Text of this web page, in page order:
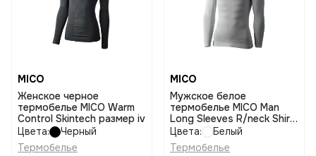
MICO
Женское черное
термобелье MICO Warm
Control Skintech размер iv
Цвета:
Черный
Термобелье
MICO
Мужское белое
термобелье MICO Man
Long Sleeves R/neck Shirt
Extra Dry размер i
Цвета:
Белый
Термобелье